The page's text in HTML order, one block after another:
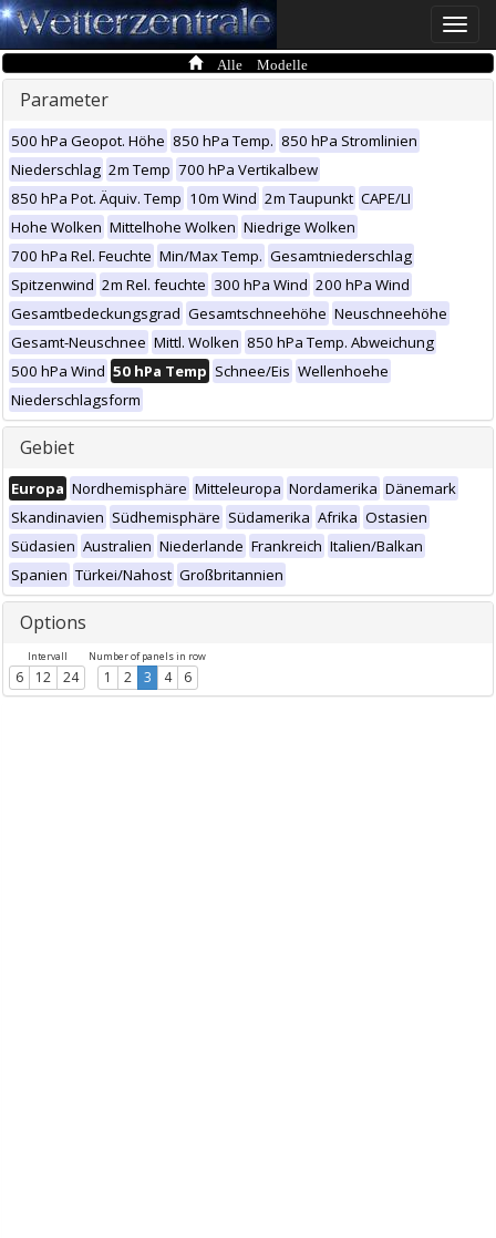
Toggle
Alle Modelle
Parameter
500 hPa Geopot. Höhe 850 hPa Temp. 850 hPa Stromlinien
Niederschlag 2m Temp 700 hPa Vertikalbew
850 hPa Pot. Äquiv. Temp 10m Wind 2m Taupunkt CAPE/LI
Hohe Wolken Mittelhohe Wolken Niedrige Wolken
700 hPa Rel. Feuchte Min/Max Temp. Gesamtniederschlag
Spitzenwind 2m Rel. feuchte 300 hPa Wind 200 hPa Wind
Gesamtbedeckungsgrad Gesamtschneehöhe Neuschneehöhe
Gesamt-Neuschnee Mittl. Wolken 850 hPa Temp. Abweichung
500 hPa Wind 50 hPa Temp Schnee/Eis Wellenhoehe
Niederschlagsform
Gebiet
Europa Nordhemisphäre Mitteleuropa Nordamerika Dänemark
Skandinavien Südhemisphäre Südamerika Afrika Ostasien
Südasien Australien Niederlande Frankreich Italien/Balkan
Spanien Türkei/Nahost Großbritannien
Options
Intervall
6 12 24
Number of panels in row
1 2 3 4 6